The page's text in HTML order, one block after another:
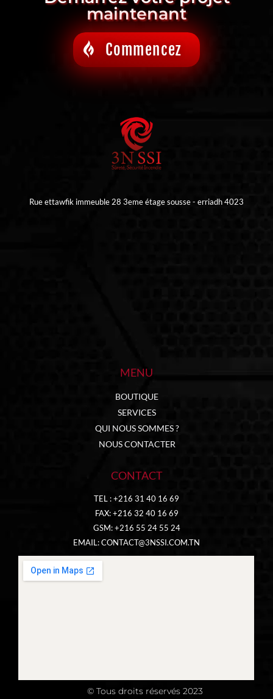
maintenant
Commencez
Rue ettawfik immeuble 28 3eme étage sousse - erriadh 4023
MENU
BOUTIQUE
SERVICES
QUI NOUS SOMMES ?
NOUS CONTACTER
CONTACT
TEL : +216 31 40 16 69
FAX: +216 32 40 16 69
GSM: +216 55 24 55 24
EMAIL:CONTACT@3NSSI.COM.TN
© Tous droits réservés 2023